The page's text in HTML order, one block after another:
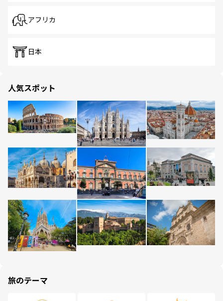
アフリカ
日本
人気スポット
旅のテーマ